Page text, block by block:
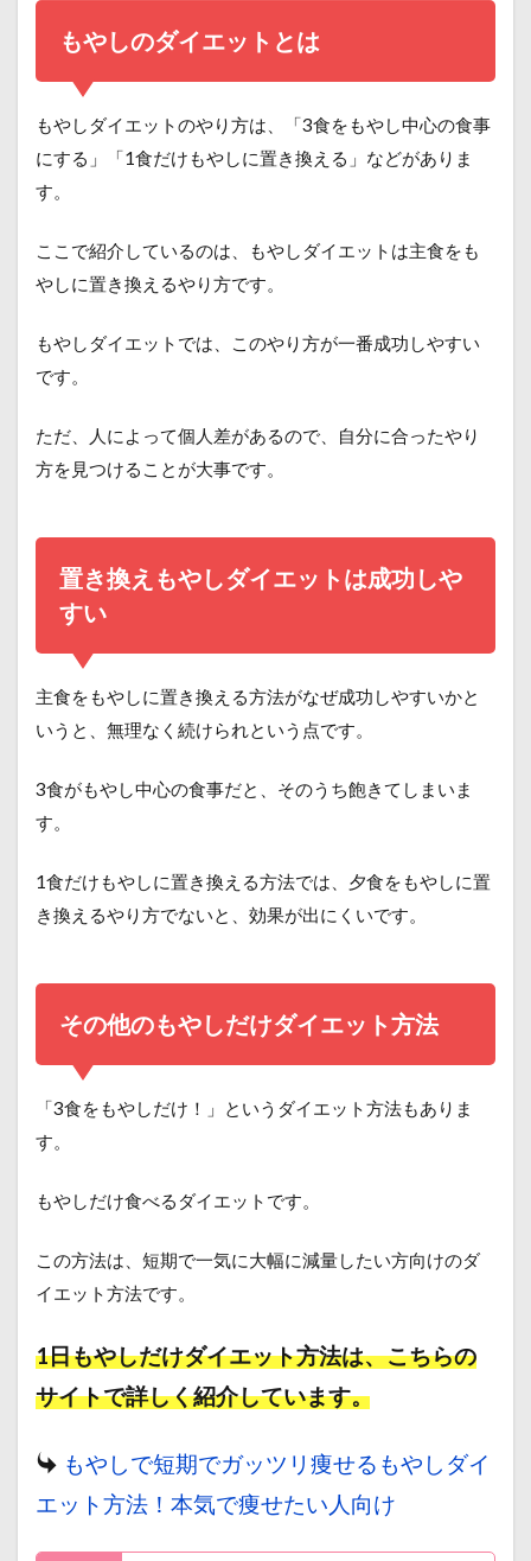
もやしのダイエットとは
もやしダイエットのやり方は、「3食をもやし中心の食事
にする」「1食だけもやしに置き換える」などがありま
す。
ここで紹介しているのは、もやしダイエットは主食をも
やしに置き換えるやり方です。
もやしダイエットでは、このやり方が一番成功しやすい
です。
ただ、人によって個人差があるので、自分に合ったやり
方を見つけることが大事です。
置き換えもやしダイエットは成功しや
すい
主食をもやしに置き換える方法がなぜ成功しやすいかと
いうと、無理なく続けられという点です。
3食がもやし中心の食事だと、そのうち飽きてしまいま
す。
1食だけもやしに置き換える方法では、夕食をもやしに置
き換えるやり方でないと、効果が出にくいです。
その他のもやしだけダイエット方法
「3食をもやしだけ！」というダイエット方法もありま
す。
もやしだけ食べるダイエットです。
この方法は、短期で一気に大幅に減量したい方向けのダ
イエット方法です。
1日もやしだけダイエット方法は、こちらの
サイトで詳しく紹介しています。
もやしで短期でガッツリ痩せるもやしダイ
エット方法！本気で痩せたい人向け